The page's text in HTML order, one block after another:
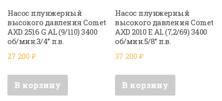
Насос плунжерный
высокого давления Comet
AXD 2516 G AL (9/110) 3400
об/мин.3/4” п.в.
27 200 ₽
В корзину
Насос плунжерный
высокого давления Comet
AXD 2010 E AL (7,2/69) 3400
об/мин.5/8” п.в.
37 200₽
В корзину